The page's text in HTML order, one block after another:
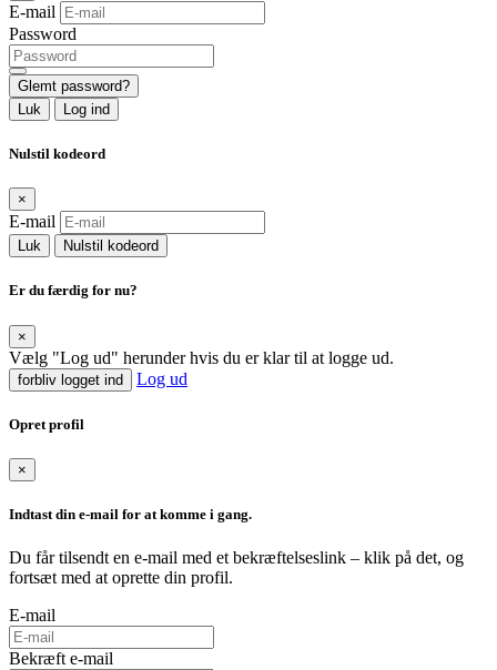
E-mail
Password
Glemt password?
Luk
Log ind
Nulstil kodeord
×
E-mail
Luk Nulstil kodeord
Er du færdig for nu?
×
Vælg "Log ud" herunder hvis du er klar til at logge ud.
forbliv logget ind Log ud
Opret profil
×
Indtast din e-mail for at komme i gang.
Du får tilsendt en e-mail med et bekræftelseslink – klik på det, og
fortsæt med at oprette din profil.
E-mail
Bekræft e-mail